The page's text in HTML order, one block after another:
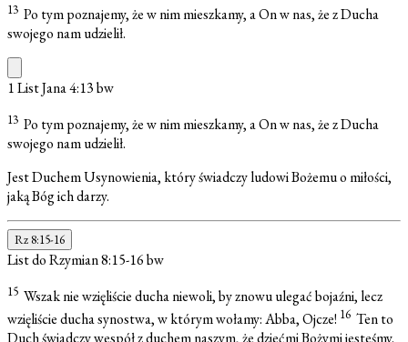
13 Po tym poznajemy, że w nim mieszkamy, a On w nas, że z Ducha
swojego nam udzielił.
1 List Jana 4:13bw
13 Po tym poznajemy, że w nim mieszkamy, a On w nas, że z Ducha
swojego nam udzielił.
Jest Duchem Usynowienia, który świadczy ludowi Bożemu o miłości,
jaką Bóg ich darzy.
Rz 8:15-16
List do Rzymian 8:15-16bw
15 Wszak nie wzięliście ducha niewoli, by znowu ulegać bojaźni, lecz
wzięliście ducha synostwa, w którym wołamy: Abba, Ojcze! 16 Ten to
Duch świadczy wespół z duchem naszym, że dziećmi Bożymi jesteśmy.